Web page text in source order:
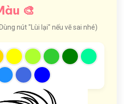
🎨
nút "Lùi lại" nếu vẽ sai nhé)